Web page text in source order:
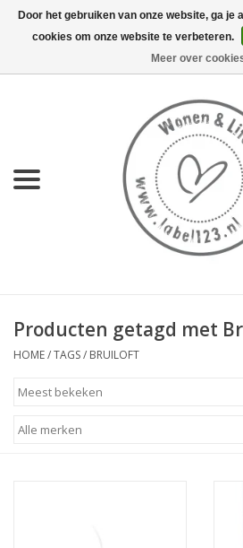
KEUKEN
LIFESTYLE
MEUBELS
STATIONARY
Producten getagd met
HOME/TAGS/ BRUILOFT
Door het gebruiken van onze website, ga je
cookies om onze website te verbeteren.
Meer over